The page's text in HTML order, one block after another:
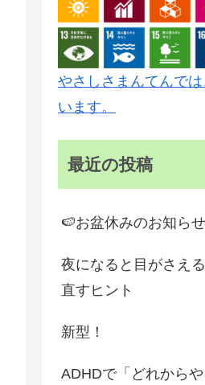
やさしさまんてんで
います。
最近の投稿
🍉お盆休みのお知ら
夜になると目がさえ
直すヒント
新型！
ADHDで「どれから